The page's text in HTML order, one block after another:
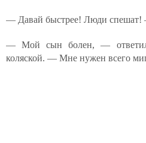
— Давай быстрее! Люди спешат!
— Мой сын болен, — ответил
коляской. — Мне нужен всего